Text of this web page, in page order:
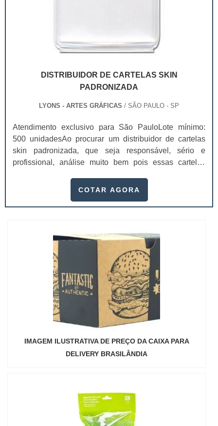
DISTRIBUIDOR DE CARTELAS SKIN
PADRONIZADA
LYONS - ARTES GRÁFICAS / SÃO PAULO - SP
Atendimento exclusivo para São PauloLote mínimo:
500 unidadesAo procurar um distribuidor de cartelas
skin padronizada, que seja responsável, sério e
profissional, análise muito bem pois essas cartelas
produto.A busca por empresas sérias para adquirir esse
podem assegurar aos clientes características pontuais
COTAR AGORA
IMAGEM ILUSTRATIVA DE PREÇO DA CAIXA PARA
DELIVERY BRASILÂNDIA